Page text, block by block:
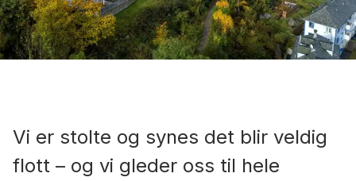
Vi er stolte og synes det blir veldig
flott – og vi gleder oss til hele